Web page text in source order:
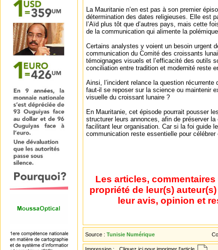
La Mauritanie n’en est pas à son premier
détermination des dates religieuses. Elle est
l’Aïd plus tôt que d’autres pays, mais cette
de la communication qui alimente la
Certains analystes y voient un besoin urgent
communication du Comité des croissants
témoignages visuels et l’efficacité des outils
conciliation entre tradition et modernité reste
Ainsi, l’incident relance la question récurrente
faut-il se reposer sur la science ou maintenir
visuelle du croissant lunaire ?
En Mauritanie, cet épisode pourrait pousser
structurer leurs annonces, afin de préserver
facilitant leur organisation. Car si la foi guide
communication reste essentielle pour célébrer
Les articles,
propriété de leur(s)
leur avis, opinion et
Source : Tunisie Numérique